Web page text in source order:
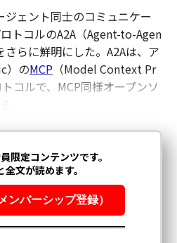
ェント同士のコミュニケー
トコルのA2A（Agent-to-Agen
さらに鮮明にした。A2Aは、ア
）のMCP（Model Context Pr
コルで、MCP同様オープンソ